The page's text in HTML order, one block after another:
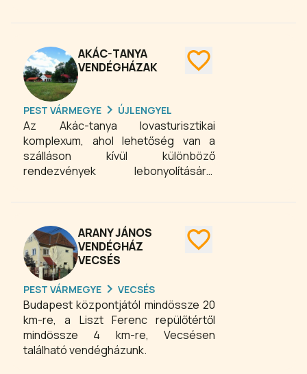
mindössze 20 percre Budapest
szállodája 110 szobával, konferencia
termekkel, tárgyalókkal, ingyenes
vezeték nélküli internet
hozzáféréssel, non-stop étteremmel,
ingyenes transzferrel, kávézóval várja
üzleti, és egyéni utazókat egyaránt.
Vállaljuk rendezvények, esküvők,
tárgyalások és konferenciák
szervezését és lebonyolítását. A
és nem dohányzó.
AKÁC-TANYA
VENDÉGHÁZAK
PEST VÁRMEGYE ÚJLENGYEL
Az Akác-tanya lovasturisztikai
komplexum, ahol lehetőség van a
szálláson kívül különböző
rendezvények lebonyolítására,
megszervezésére. Aki csak pusztán
az Akác-tanyán kipihenheti a
hétköznapok fáradalmait,
szolgáltatásaink a felfrissülésben is
segítenek. A lovaspanzió szobái és
apartmanjai 3 illetve 4 napraforgós
besorolású magánszálláshelyek.
ARANY JÁNOS
VENDÉGHÁZ
VECSÉS
PEST VÁRMEGYE VECSÉS
Budapest központjától mindössze 20
km-re, a Liszt Ferenc repülőtértől
mindössze 4 km-re, Vecsésen
található vendégházunk.